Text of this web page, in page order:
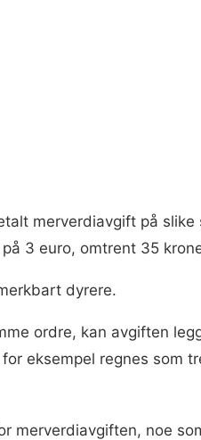
merverdiavgift på
3 euro, omtrent 35
dyrere.
ordre, kan avgiften
eksempel regnes som
merverdiavgiften, noe